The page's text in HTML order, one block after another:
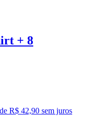
+ 8
R$ 42,90 sem juros